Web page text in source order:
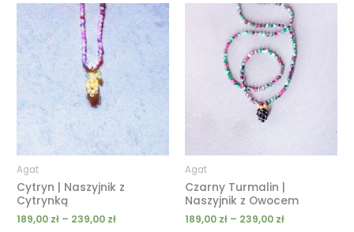
Agat
Cytryn | Naszyjnik z
Cytrynką
189,00 zł – 239,00 zł
Zakres
od
189,00 zł
239,00 zł
Agat
Czarny Turmalin |
Naszyjnik z Owocem
189,00 zł – 239,00 zł
Zakres
cen:
od
189,00 zł
do
239,00 zł